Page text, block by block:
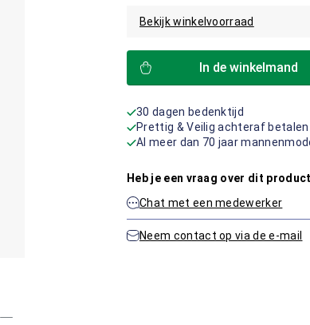
Bekijk winkelvoorraad
In de winkelmand
30 dagen bedenktijd
Prettig & Veilig achteraf betalen
Al meer dan 70 jaar
Heb je een vraag over dit
Chat met een medewerker
Neem contact op via de e-mail